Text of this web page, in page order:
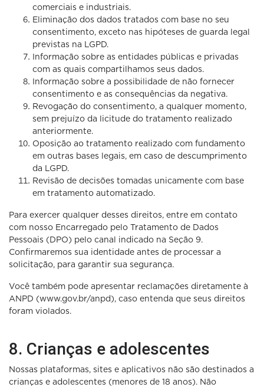
comerciais e industriais.
Eliminação dos dados tratados com base no seu
consentimento, exceto nas hipóteses de guarda legal
previstas na LGPD.
Informação sobre as entidades públicas e privadas
com as quais compartilhamos seus dados.
Informação sobre a possibilidade de não fornecer
consentimento e as consequências da negativa.
Revogação do consentimento, a qualquer momento,
sem prejuízo da licitude do tratamento realizado
anteriormente.
Oposição ao tratamento realizado com fundamento
em outras bases legais, em caso de descumprimento
da LGPD.
Revisão de decisões tomadas unicamente com base
em tratamento automatizado.
Para exercer qualquer desses direitos, entre em contato
com nosso Encarregado pelo Tratamento de Dados
Pessoais (DPO) pelo canal indicado na Seção 9.
Confirmaremos sua identidade antes de processar a
solicitação, para garantir sua segurança.
Você também pode apresentar reclamações diretamente à
ANPD (www.gov.br/anpd), caso entenda que seus direitos
foram violados.
8. Crianças e adolescentes
Nossas plataformas, sites e aplicativos não são destinados a
crianças e adolescentes (menores de 18 anos). Não